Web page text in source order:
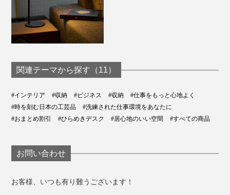
天板にミラーや香水、気に入ったデザインの化粧ボトル
を置いて。引き出しの中には、ハンカチやアクセサリ
ー、眼鏡、サプリメント、日焼け止め、虫除けスプレー
関連テーマから探す（11）
#インテリア #収納 #ビジネス #収納
#仕事をもっと心地よく
#時を刻む日本の工芸品
#洗練された仕事環境をあなたに
#おまとめ割引
#ひらめきデスク #居心地のいい空間 #すべての商品
お問い合わせ
お客様、いつも有り難うございます！